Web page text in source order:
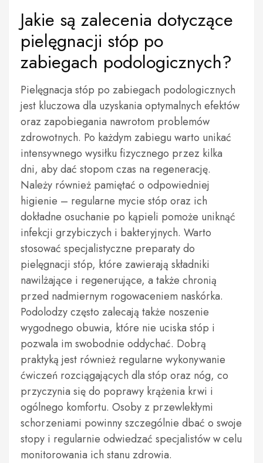
Jakie są zalecenia dotyczące
pielęgnacji stóp po
zabiegach podologicznych?
Pielęgnacja stóp po zabiegach podologicznych
jest kluczowa dla uzyskania optymalnych efektów
oraz zapobiegania nawrotom problemów
zdrowotnych. Po każdym zabiegu warto unikać
intensywnego wysiłku fizycznego przez kilka
dni, aby dać stopom czas na regenerację.
Należy również pamiętać o odpowiedniej
higienie – regularne mycie stóp oraz ich
dokładne osuchanie po kąpieli pomoże uniknąć
infekcji grzybiczych i bakteryjnych. Warto
stosować specjalistyczne preparaty do
pielęgnacji stóp, które zawierają składniki
nawilżające i regenerujące, a także chronią
przed nadmiernym rogowaceniem naskórka.
Podolodzy często zalecają także noszenie
wygodnego obuwia, które nie uciska stóp i
pozwala im swobodnie oddychać. Dobrą
praktyką jest również regularne wykonywanie
ćwiczeń rozciągających dla stóp oraz nóg, co
przyczynia się do poprawy krążenia krwi i
ogólnego komfortu. Osoby z przewlekłymi
schorzeniami powinny szczególnie dbać o swoje
stopy i regularnie odwiedzać specjalistów w celu
monitorowania ich stanu zdrowia.